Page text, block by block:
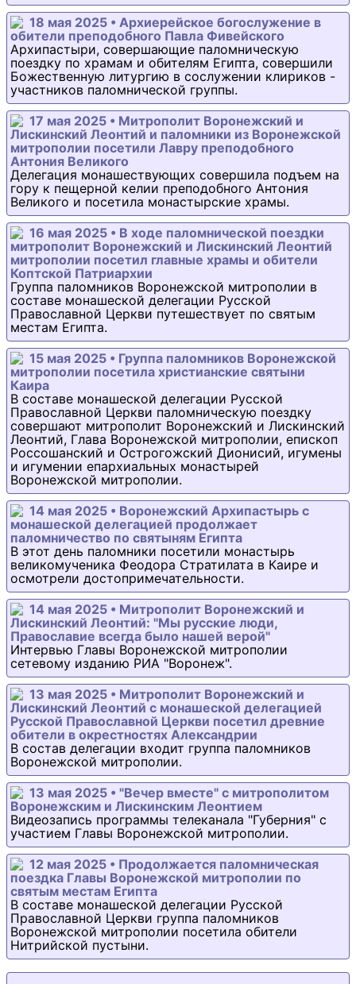
18 мая 2025 • Архиерейское богослужение в
обители преподобного Павла Фивейского
Архипастыри, совершающие паломническую
поездку по храмам и обителям Египта, совершили
Божественную литургию в сослужении клириков -
участников паломнической группы.
17 мая 2025 • Митрополит Воронежский и
Лискинский Леонтий и паломники из Воронежской
митрополии посетили Лавру преподобного
Антония Великого
Делегация монашествующих совершила подъем на
гору к пещерной келии преподобного Антония
Великого и посетила монастырские храмы.
16 мая 2025 • В ходе паломнической поездки
митрополит Воронежский и Лискинский Леонтий
митрополии посетил главные храмы и обители
Коптской Патриархии
Группа паломников Воронежской митрополии в
составе монашеской делегации Русской
Православной Церкви путешествует по святым
местам Египта.
15 мая 2025 • Группа паломников Воронежской
митрополии посетила христианские святыни
Каира
В составе монашеской делегации Русской
Православной Церкви паломническую поездку
совершают митрополит Воронежский и Лискинский
Леонтий, Глава Воронежской митрополии, епископ
Россошанский и Острогожский Дионисий, игумены
и игумении епархиальных монастырей
Воронежской митрополии.
14 мая 2025 • Воронежский Архипастырь с
монашеской делегацией продолжает
паломничество по святыням Египта
В этот день паломники посетили монастырь
великомученика Феодора Стратилата в Каире и
осмотрели достопримечательности.
14 мая 2025 • Митрополит Воронежский и
Лискинский Леонтий: "Мы русские люди,
Православие всегда было нашей верой"
Интервью Главы Воронежской митрополии
сетевому изданию РИА "Воронеж".
13 мая 2025 • Митрополит Воронежский и
Лискинский Леонтий с монашеской делегацией
Русской Православной Церкви посетил древние
обители в окрестностях Александрии
В состав делегации входит группа паломников
Воронежской митрополии.
13 мая 2025 • "Вечер вместе" с митрополитом
Воронежским и Лискинским Леонтием
Видеозапись программы телеканала "Губерния" с
участием Главы Воронежской митрополии.
12 мая 2025 • Продолжается паломническая
поездка Главы Воронежской митрополии по
святым местам Египта
В составе монашеской делегации Русской
Православной Церкви группа паломников
Воронежской митрополии посетила обители
Нитрийской пустыни.